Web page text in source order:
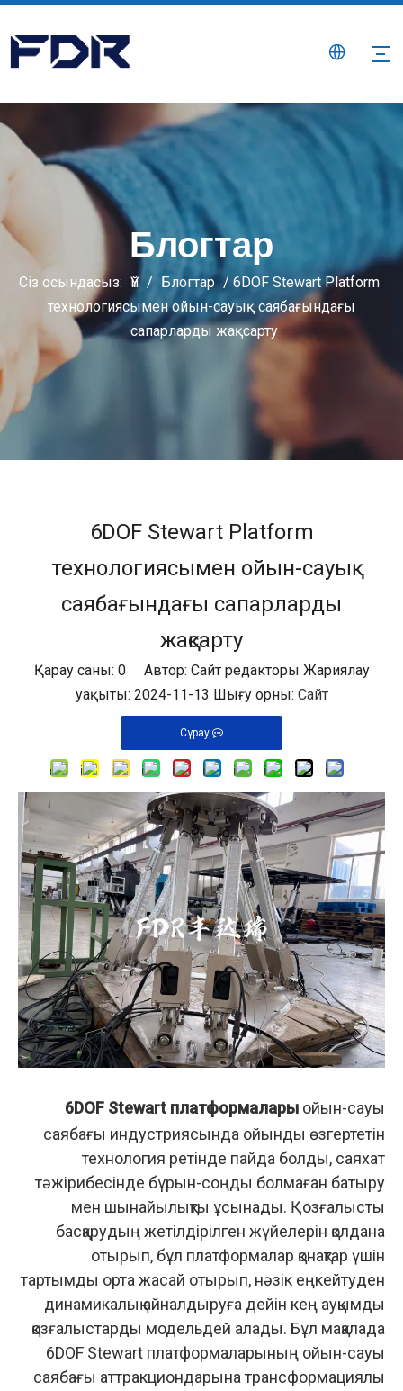
Блогтар
Сіз осындасыз: Үй / Блогтар / 6DOF Stewart Platform
технологиясымен ойын-сауық саябағындағы
сапарларды жақсарту
6DOF Stewart Platform
технологиясымен ойын-сауық
саябағындағы сапарларды
жақсарту
Қарау саны: 0Автор: Сайт редакторы Жариялау
уақыты: 2024-11-13 Шығу орны: Сайт
Сұрау
6DOF Stewart платформалары ойын-сауық
саябағы индустриясында ойынды өзгертетін
технология ретінде пайда болды, саяхат
тәжірибесінде бұрын-соңды болмаған батыру
мен шынайылықты ұсынады. Қозғалысты
басқарудың жетілдірілген жүйелерін қолдана
отырып, бұл платформалар қонақтар үшін
тартымды орта жасай отырып, нәзік еңкейтуден
динамикалық айналдыруға дейін кең ауқымды
қозғалыстарды модельдей алады. Бұл мақалада
6DOF Stewart платформаларының ойын-сауық
саябағы аттракциондарына трансформациялық